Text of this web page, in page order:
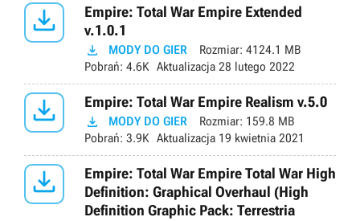

Empire: Total War Empire Extended
v.1.0.1
 MODY DO GIER Rozmiar: 4124.1 MB
Pobrań: 4.6K Aktualizacja 28 lutego 2022
 Empire: Total War Empire Realism v.5.0
 MODY DO GIER Rozmiar: 159.8 MB
Pobrań: 3.9K Aktualizacja 19 kwietnia 2021

Empire: Total War Empire Total War High
Definition: Graphical Overhaul (High
Definition Graphic Pack: Terrestria